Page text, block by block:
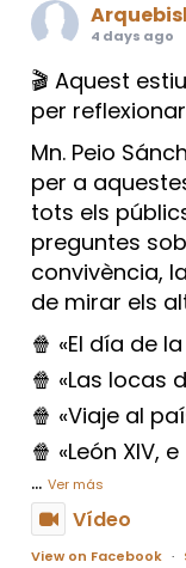
4 days ago
🎬 Aquest
per
Mn. Peio
per a
tots els
preguntes
convivència,
de mirar els
🍿 «El día de
🍿 «Las locas
🍿 «Viaje al
🍿 «León XIV, e
... Ver más
Vídeo
View on Facebook ·